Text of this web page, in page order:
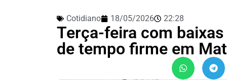
Cotidiano 18/05/2026 22:28
Terça-feira com
de tempo firme em